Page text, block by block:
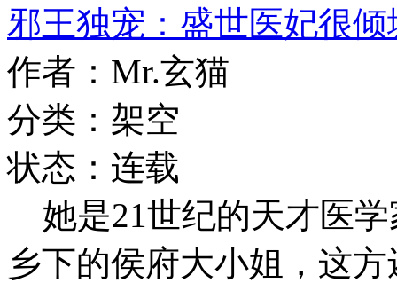
邪王独宠：盛世医妃很倾
作者：Mr.玄猫
分类：架空
状态：连载
她是21世纪的天才医
乡下的侯府大小姐，这